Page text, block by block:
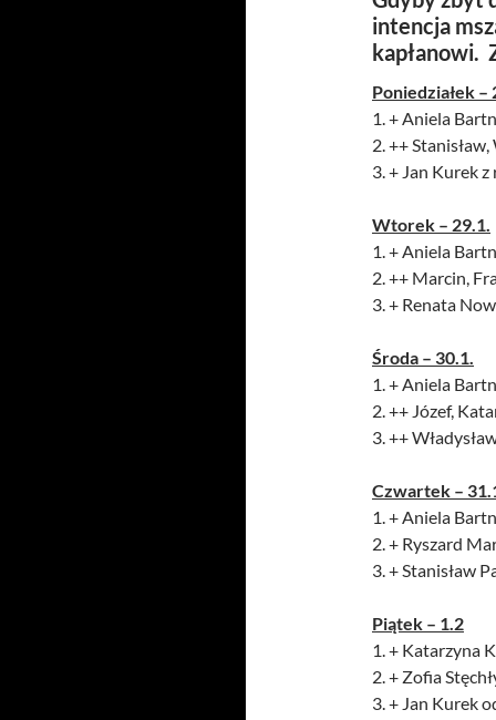
intencja
kapłanowi.
Poniedziałek –
1. + Aniela
2. ++
3. + Jan Kurek z
Wtorek – 29.1.
1. + Aniela
2. ++ Marcin,
3. + Renata
Środa – 30.1.
1. + Aniela
2. ++ Józef,
3. ++
Czwartek –
1. + Aniela
2. + Ryszard
3. + Stanisław
Piątek – 1.2
1. + Katarzyna
2. + Zofia
3. + Jan Kurek